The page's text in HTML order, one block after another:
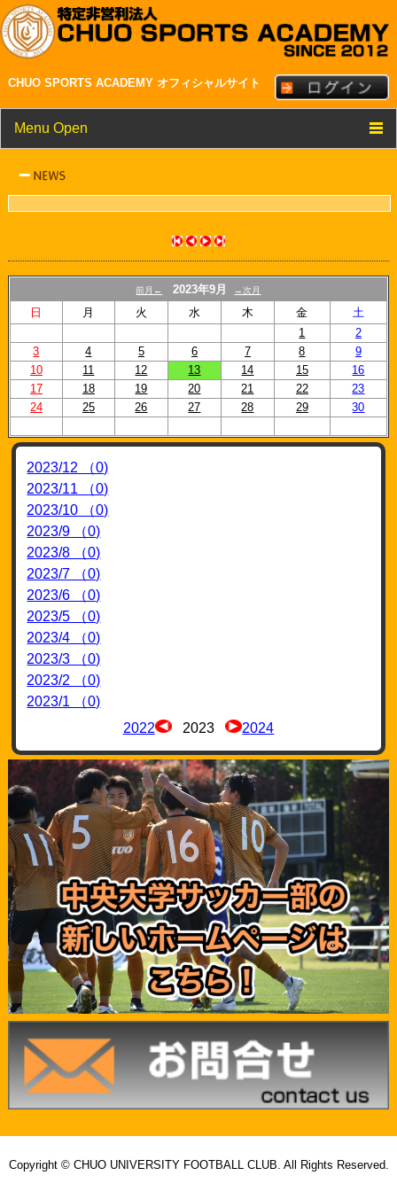
CHUO SPORTS ACADEMY オフィシャルサイト
Menu Open
スケジュール
リンク
前月← 2023年9月 →次月
日 月 火 水 木 金
土
1
2
3
4 5 6 7 8
9
10
11 12 13 14 15
16
17
18 19 20 21 22
23
24
25 26 27 28 29 30
2023/12 （0)
2023/11 （0)
2023/10 （0)
2023/9 （0)
2023/8 （0)
2023/7 （0)
2023/6 （0)
2023/5 （0)
2023/4 （0)
2023/3 （0)
2023/2 （0)
2023/1 （0)
2022
2023 2024
Copyright © CHUO UNIVERSITY FOOTBALL CLUB. All Rights Reserved.